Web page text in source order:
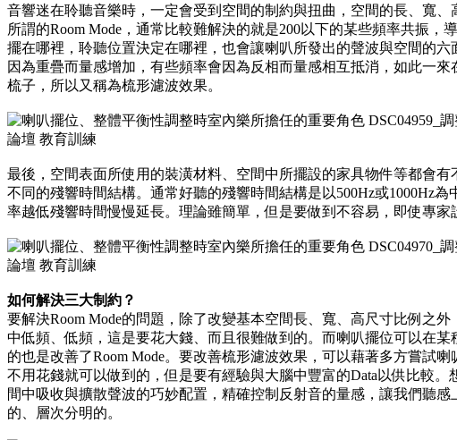
音響迷在聆聽音樂時，一定會受到空間的制約與扭曲，空間的長、寬
所謂的Room Mode，通常比較難解決的就是200以下的某些頻率共振，
擺在哪裡，聆聽位置決定在哪裡，也會讓喇叭所發出的聲波與空間的
因為重疊而量感增加，有些頻率會因為反相而量感相互抵消，如此一
梳子，所以又稱為梳形濾波效果。
最後，空間表面所使用的裝潢材料、空間中所擺設的家具物件等都會
不同的殘響時間結構。通常好聽的殘響時間結構是以500Hz或1000Hz
率越低殘響時間慢慢延長。理論雖簡單，但是要做到不容易，即使專家
如何解決三大制約？
要解決Room Mode的問題，除了改變基本空間長、寬、高尺寸比例之
中低頻、低頻，這是要花大錢、而且很難做到的。而喇叭擺位可以在
的也是改善了Room Mode。要改善梳形濾波效果，可以藉著多方嘗試
不用花錢就可以做到的，但是要有經驗與大腦中豐富的Data以供比較
間中吸收與擴散聲波的巧妙配置，精確控制反射音的量感，讓我們聽
的、層次分明的。